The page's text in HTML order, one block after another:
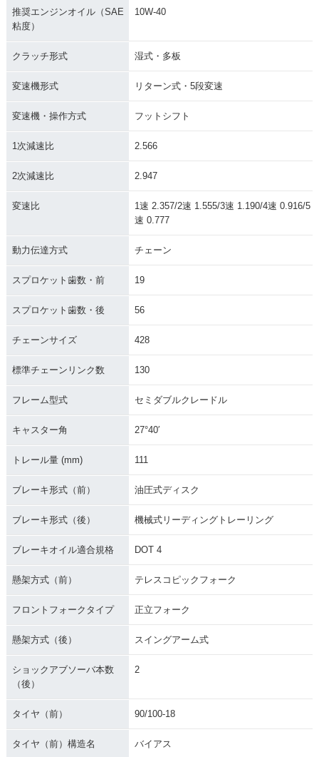
推奨エンジンオイル（SAE
粘度）
10W-40
クラッチ形式 湿式・多板
変速機形式 リターン式・5段変速
変速機・操作方式 フットシフト
1次減速比 2.566
2次減速比 2.947
変速比
1速 2.357/2速 1.555/3速 1.190/4速 0.916/5
速 0.777
動力伝達方式 チェーン
スプロケット歯数・前 19
スプロケット歯数・後 56
チェーンサイズ 428
標準チェーンリンク数 130
フレーム型式 セミダブルクレードル
キャスター角 27°40′
トレール量 (mm) 111
ブレーキ形式（前） 油圧式ディスク
ブレーキ形式（後） 機械式リーディングトレーリング
ブレーキオイル適合規格 DOT 4
懸架方式（前） テレスコピックフォーク
フロントフォークタイプ 正立フォーク
懸架方式（後） スイングアーム式
ショックアブソーバ本数
（後）
2
タイヤ（前） 90/100-18
タイヤ（前）構造名 バイアス